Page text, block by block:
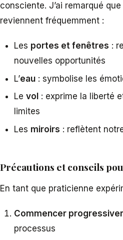
consciente. J’ai remarqué
reviennent fréquemment :
Les portes et fenêtres :
nouvelles opportunités
L’eau : symbolise les
Le vol : exprime la liberté
limites
Les miroirs : reflètent
Précautions et conseils
En tant que praticienne
Commencer
processus